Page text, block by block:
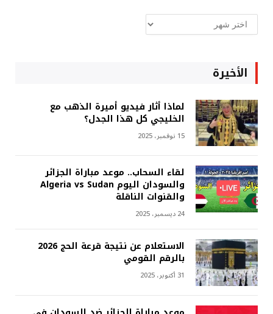
ارشيف
غربة
الأخيرة
لماذا أثار فيديو أميرة الذهب مع
الخليجي كل هذا الجدل؟
15 نوفمبر، 2025
لقاء السحاب.. موعد مباراة الجزائر
والسودان اليوم Algeria vs Sudan
والقنوات الناقلة
24 ديسمبر، 2025
الاستعلام عن نتيجة قرعة الحج 2026
بالرقم القومي
31 أكتوبر، 2025